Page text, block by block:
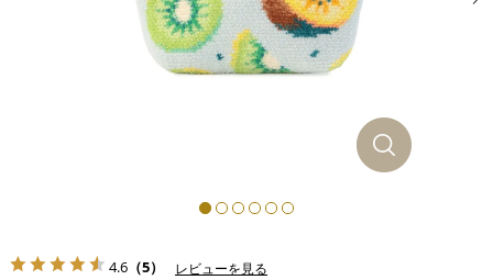
4.6 （5） レビューを見る